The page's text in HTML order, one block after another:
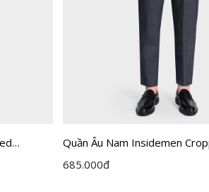
Quần Âu Nam Insidemen
ITR0360Z
685.000đ